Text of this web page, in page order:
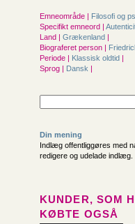
Emneområde | Filosofi og
Specifikt emneord |
Land | Grækenland |
Biograferet person |
Periode | Klassisk oldtid |
Sprog | Dansk |
Din mening
Indlæg offentliggøres med
redigere og udelade indlæg.
KUNDER, SOM
KØBTE OGSÅ